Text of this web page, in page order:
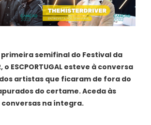
primeira semifinal do Festival da
o ESCPORTUGAL esteve à conversa
artistas que ficaram de fora do
do certame. Aceda às
conversas na íntegra.